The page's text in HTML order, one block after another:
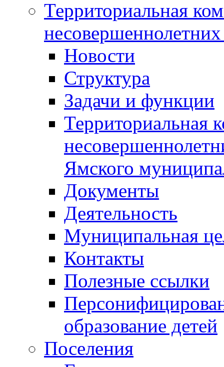
Территориальная
Новости
Структура
Задачи и функции
Территориальная
Ямского
Документы
Деятельность
Муниципальная
Контакты
Полезные ссылки
образование детей
Поселения